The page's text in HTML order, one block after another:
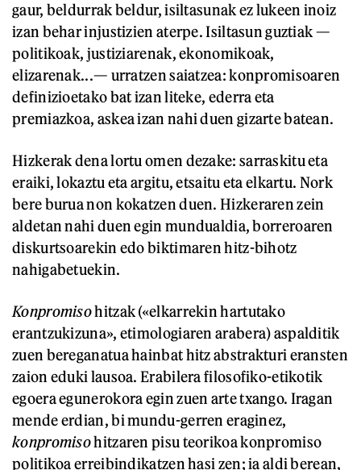
gaur, beldurrak beldur, isiltasunak ez lukeen inoiz
izan behar injustizien aterpe. Isiltasun guztiak —
politikoak, justiziarenak, ekonomikoak,
elizarenak...— urratzen saiatzea: konpromisoaren
definizioetako bat izan liteke, ederra eta
premiazkoa, askea izan nahi duen gizarte batean.
Hizkerak dena lortu omen dezake: sarraskitu eta
eraiki, lokaztu eta argitu, etsaitu eta elkartu. Nork
bere burua non kokatzen duen. Hizkeraren zein
aldetan nahi duen egin mundualdia, borreroaren
diskurtsoarekin edo biktimaren hitz-bihotz
nahigabetuekin.
Konpromisohitzak («elkarrekin hartutako
erantzukizuna», etimologiaren arabera) aspalditik
zuen bereganatua hainbat hitz abstrakturi eransten
zaion eduki lausoa. Erabilera filosofiko-etikotik
egoera egunerokora egin zuen arte txango. Iragan
mende erdian, bi mundu-gerren eraginez,
konpromisohitzaren pisu teorikoa konpromiso
politikoa erreibindikatzen hasi zen; ia aldi berean,